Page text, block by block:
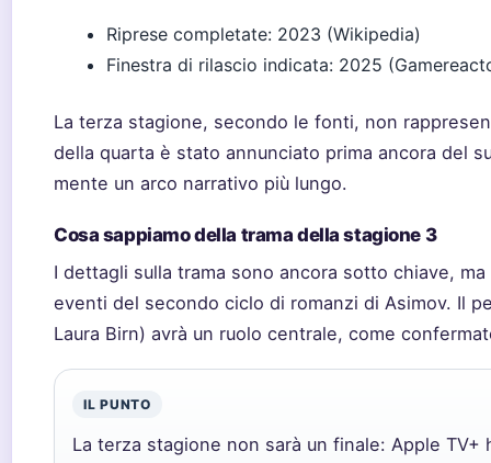
Riprese completate: 2023 (Wikipedia)
Finestra di rilascio indicata: 2025
La terza stagione, secondo le fonti, non
della quarta è stato annunciato prima ancora del
mente un arco narrativo più lungo.
Cosa sappiamo della trama della stagione 3
I dettagli sulla trama sono ancora sotto chiave,
eventi del secondo ciclo di romanzi di Asimov. Il
Laura Birn) avrà un ruolo centrale, come
IL PUNTO
La terza stagione non sarà un finale: Apple